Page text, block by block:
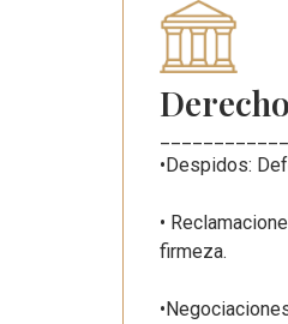
•Despidos:
•
firmeza.